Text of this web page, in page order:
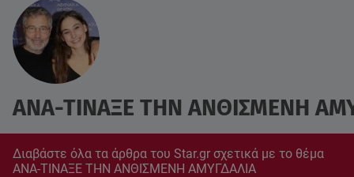
ΑΝΑ-ΤΙΝΑΞΕ ΤΗΝ ΑΝΘΙΣΜΕΝΗ
Διαβάστε όλα τα άρθρα του Star.gr σχετικά με το θέμα
ΑΝΑ-ΤΙΝΑΞΕ ΤΗΝ ΑΝΘΙΣΜΕΝΗ ΑΜΥΓΔΑΛΙΑ